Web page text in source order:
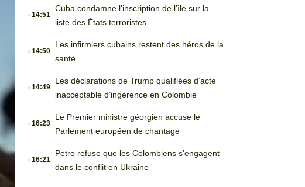
.14:51
Cuba condamne l’inscription de l’île sur la
liste des États terroristes
.14:50
Les infirmiers cubains restent des héros de la
santé
.14:49
Les déclarations de Trump qualifiées d’acte
inacceptable d’ingérence en Colombie
.16:23
Le Premier ministre géorgien accuse le
Parlement européen de chantage
.16:21
Petro refuse que les Colombiens s’engagent
dans le conflit en Ukraine